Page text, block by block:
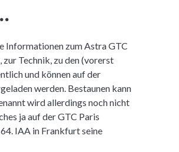
Informationen zum Astra GTC
Technik, zu den (vorerst
und können auf der
werden. Bestaunen kann
wird allerdings noch nicht
ja auf der GTC Paris
IAA in Frankfurt seine